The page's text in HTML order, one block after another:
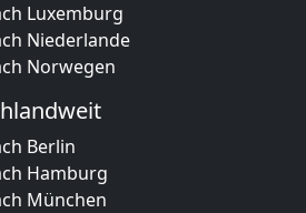
Luxemburg
Niederlande
Norwegen
Berlin
Hamburg
München